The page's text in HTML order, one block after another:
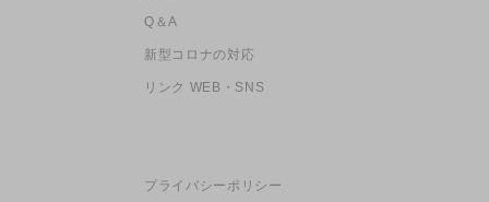
Q＆A
新型コロナの対応
リンク WEB・SNS
プライバシーポリシー